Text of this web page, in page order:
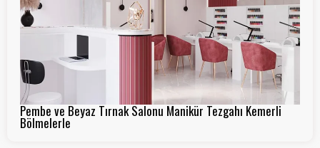
Pembe ve Beyaz Tırnak Salonu Manikür Tezgahı Kemerli
Bölmelerle